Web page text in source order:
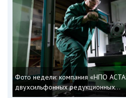
Фото недели: компания «НПО
двухсильфонных редукционных...